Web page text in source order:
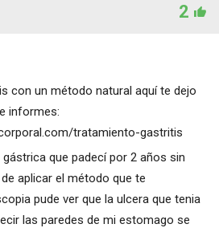
2
con un método natural aquí te dejo
informes:
tratamiento-gastritis
que padecí por 2 años sin
aplicar el método que te
pude ver que la ulcera que tenia
las paredes de mi estomago se